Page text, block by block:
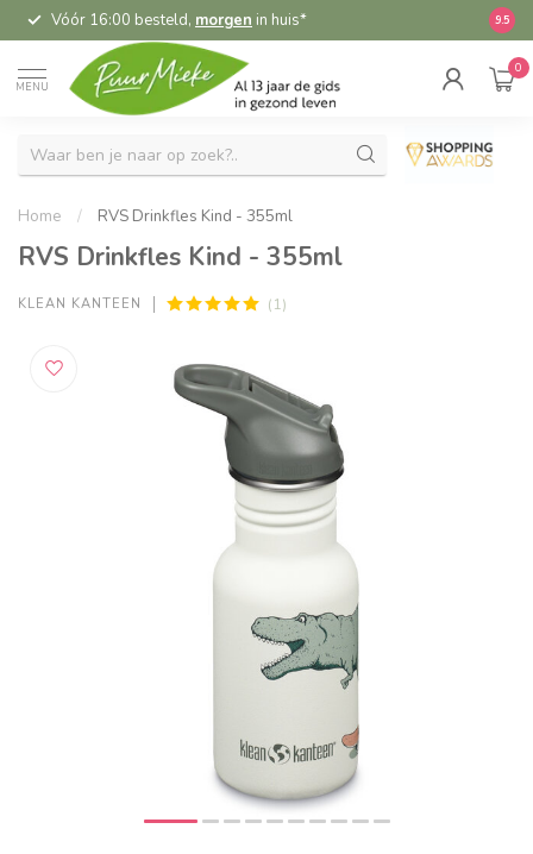
Vóór 16:00 besteld, morgen in huis* 9.5
MENU
0
Home / RVS Drinkfles Kind - 355ml
RVS Drinkfles Kind - 355ml
KLEAN KANTEEN (1)